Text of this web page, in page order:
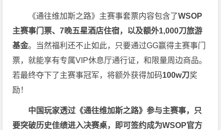
《通往维加斯之路》主赛事套票内容包含了WSOP
主赛事门票、7晚五星酒店住宿，以及额外1,000刀旅游
基金。当然福利还不止如此，只要通过GG赢得主赛事门
票，就能享有专属VIP休息厅通行证，和限量周边商品。
若最终夺下了主赛事冠军，将额外获得加码100w刀奖
励！
中国玩家透过《通往维加斯之路》参与主赛事，只
要突破历史佳绩进入决赛桌，即可签约成为WSOP官方